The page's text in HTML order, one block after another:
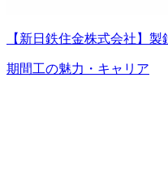
【新日鉄住金株式会社】
期間工の魅力・キャリア